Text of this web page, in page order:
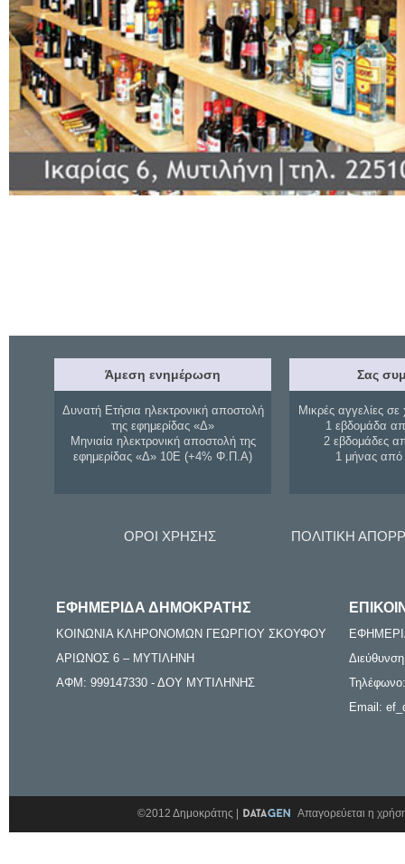
Άμεση ενημέρωση
Δυνατή Ετήσια ηλεκτρονική αποστολή
της εφημερίδας «Δ»
Μηνιαία ηλεκτρονική αποστολή της
εφημερίδας «Δ» 10Ε (+4% Φ.Π.Α)
Σας
Μικρές αγγελίες σε
1 εβδομάδα
2 εβδομάδες
1 μήνας
ΟΡΟΙ ΧΡΗΣΗΣ ΠΟΛΙΤΙΚΗ
ΕΦΗΜΕΡΙΔΑ ΔΗΜΟΚΡΑΤΗΣ
ΚΟΙΝΩΝΙΑ ΚΛΗΡΟΝΟΜΩΝ ΓΕΩΡΓΙΟΥ ΣΚΟΥΦΟΥ
ΑΡΙΩΝΟΣ 6 – ΜΥΤΙΛΗΝΗ
ΑΦΜ: 999147330 - ΔΟΥ ΜΥΤΙΛΗΝΗΣ
Email:
©2012 Δημοκράτης | Απαγορεύεται η